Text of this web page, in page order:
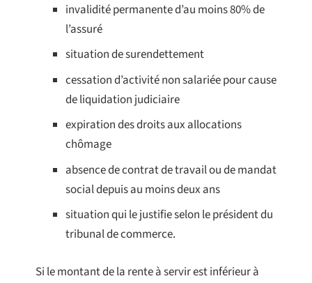
invalidité permanente d’au moins 80% de
l’assuré
situation de surendettement
cessation d’activité non salariée pour cause
de liquidation judiciaire
expiration des droits aux allocations
chômage
absence de contrat de travail ou de mandat
social depuis au moins deux ans
situation qui le justifie selon le président du
tribunal de commerce.
Si le montant de la rente à servir est inférieur à